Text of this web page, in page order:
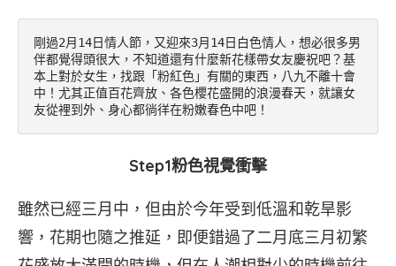
剛過2月14日情人節，又迎來3月14日白色情人，想必很多男
伴都覺得頭很大，不知道還有什麼新花樣帶女友慶祝吧？基
本上對於女生，找跟「粉紅色」有關的東西，八九不離十會
中！尤其正值百花齊放、各色櫻花盛開的浪漫春天，就讓女
友從裡到外、身心都徜徉在粉嫩春色中吧！
Step1粉色視覺衝擊
雖然已經三月中，但由於今年受到低溫和乾旱影
響，花期也隨之推延，即便錯過了二月底三月初繁